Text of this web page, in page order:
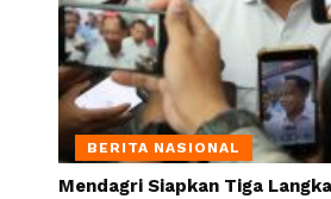
BERITA NASIONAL
Mendagri Siapkan Tiga